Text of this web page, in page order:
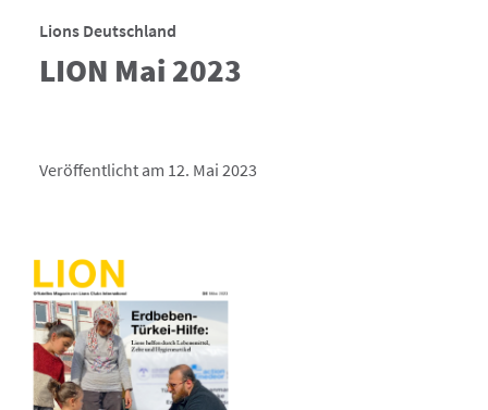
Lions Deutschland
LION Mai 2023
Veröffentlicht am 12. Mai 2023